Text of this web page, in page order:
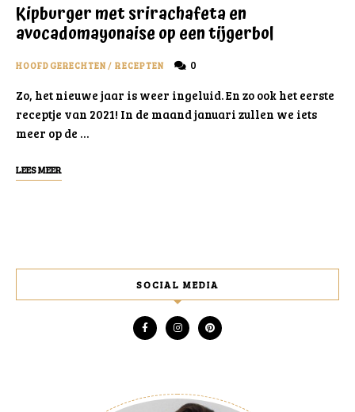
Kipburger met srirachafeta en
avocadomayonaise op een tijgerbol
HOOFDGERECHTEN/ RECEPTEN 0
Zo, het nieuwe jaar is weer ingeluid. En zo ook het eerste
receptje van 2021! In de maand januari zullen we iets
meer op de …
LEES MEER
SOCIAL MEDIA